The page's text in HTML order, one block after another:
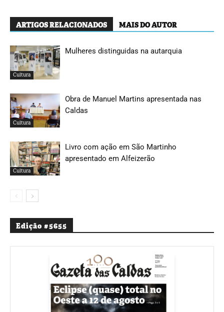
ARTIGOS RELACIONADOS MAIS DO AUTOR
Cultura
Mulheres distinguidas na autarquia
Cultura
Obra de Manuel Martins apresentada nas
Caldas
Cultura
Livro com ação em São Martinho
apresentado em Alfeizerão
Edição #5655